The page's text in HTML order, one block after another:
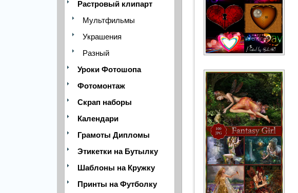
Растровый клипарт
Мультфильмы
Украшения
Разный
Уроки Фотошопа
Фотомонтаж
Скрап наборы
Календари
Грамоты Дипломы
Этикетки на Бутылку
Шаблоны на Кружку
Принты на Футболку